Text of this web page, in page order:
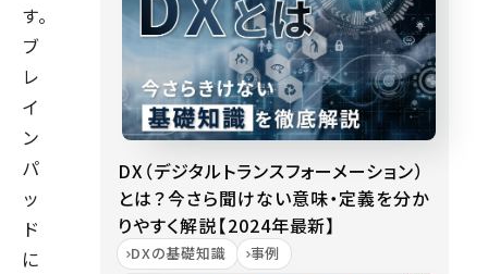
す。
ブ
レ
イ
ン
パ
ッ
ド
に
DX（デジタルトランスフォーメーション）
とは？今さら聞けない意味・定義を分か
りやすく解説【2024年最新】
DXの基礎知識 事例